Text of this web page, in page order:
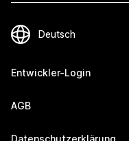
Entwickler-Login
AGB
Datenschutzerklärung